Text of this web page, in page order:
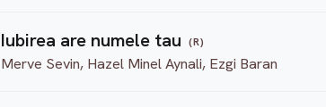
Iubirea are numele tau (R)
Merve Sevin, Hazel Minel Aynali, Ezgi Baran